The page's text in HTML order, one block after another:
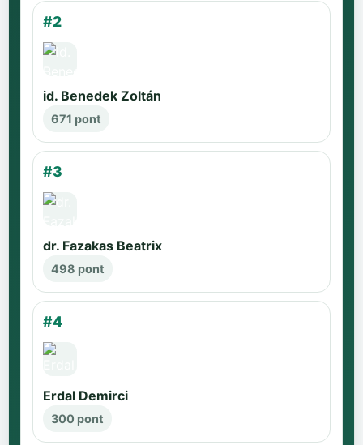
#2
id. Benedek Zoltán
671 pont
#3
dr. Fazakas Beatrix
498 pont
#4
Erdal Demirci
300 pont